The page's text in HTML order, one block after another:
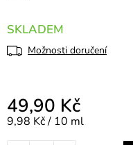
SKLADEM
Možnosti doručení
49,90 Kč
Měrná cena:
9,98 Kč / 10 ml